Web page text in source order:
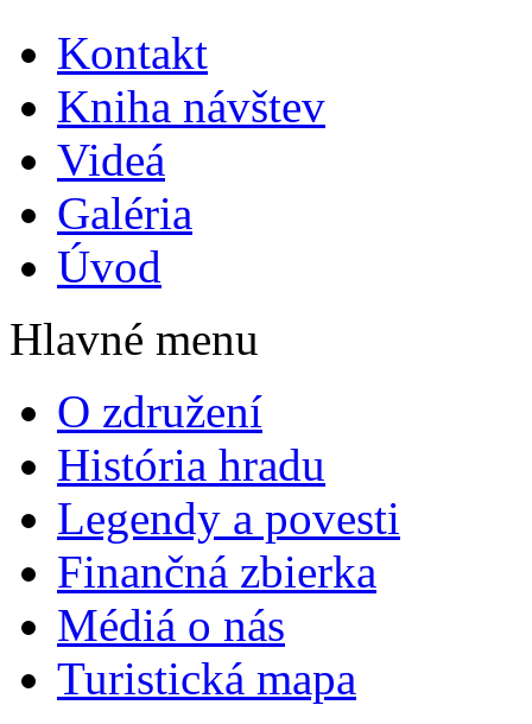
Kontakt
Kniha návštev
Videá
Galéria
Úvod
Hlavné menu
O združení
História hradu
Legendy a povesti
Finančná zbierka
Médiá o nás
Turistická mapa